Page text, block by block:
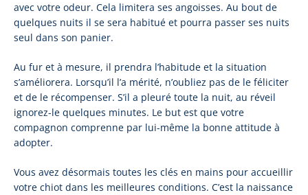
avec votre odeur. Cela limitera ses angoisses. Au bout de
quelques nuits il se sera habitué et pourra passer ses nuits
seul dans son panier.
Au fur et à mesure, il prendra l’habitude et la situation
s’améliorera. Lorsqu’il l’a mérité, n’oubliez pas de le féliciter
et de le récompenser. S’il a pleuré toute la nuit, au réveil
ignorez-le quelques minutes. Le but est que votre
compagnon comprenne par lui-même la bonne attitude à
adopter.
Vous avez désormais toutes les clés en mains pour accueillir
votre chiot dans les meilleures conditions. C’est la naissance